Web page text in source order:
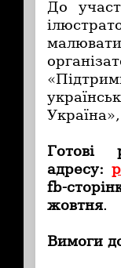
До
Готові
адресу:
fb-
жовтня.
Вимоги